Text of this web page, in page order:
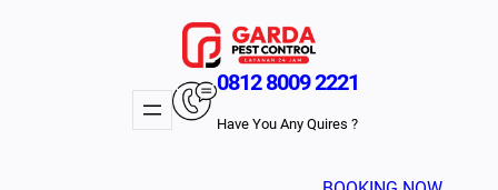
0812 8009 2221
Have You Any Quires ?